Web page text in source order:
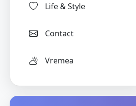
Life & Style
Contact
Vremea